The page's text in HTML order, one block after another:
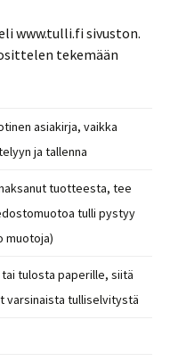
www.tulli.fi sivuston.
tekemään
asiakirja, vaikka
ja tallenna
tuotteesta, tee
tulli pystyy
muotoja)
tulosta paperille, siitä
tulliselvitystä